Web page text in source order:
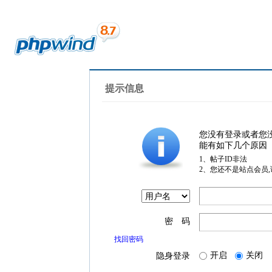
提示信息
您没有登录或者您
能有如下几个原因
1、帖子ID非法
2、您还不是站点会员
密 码
找回密码
隐身登录 开启 关闭